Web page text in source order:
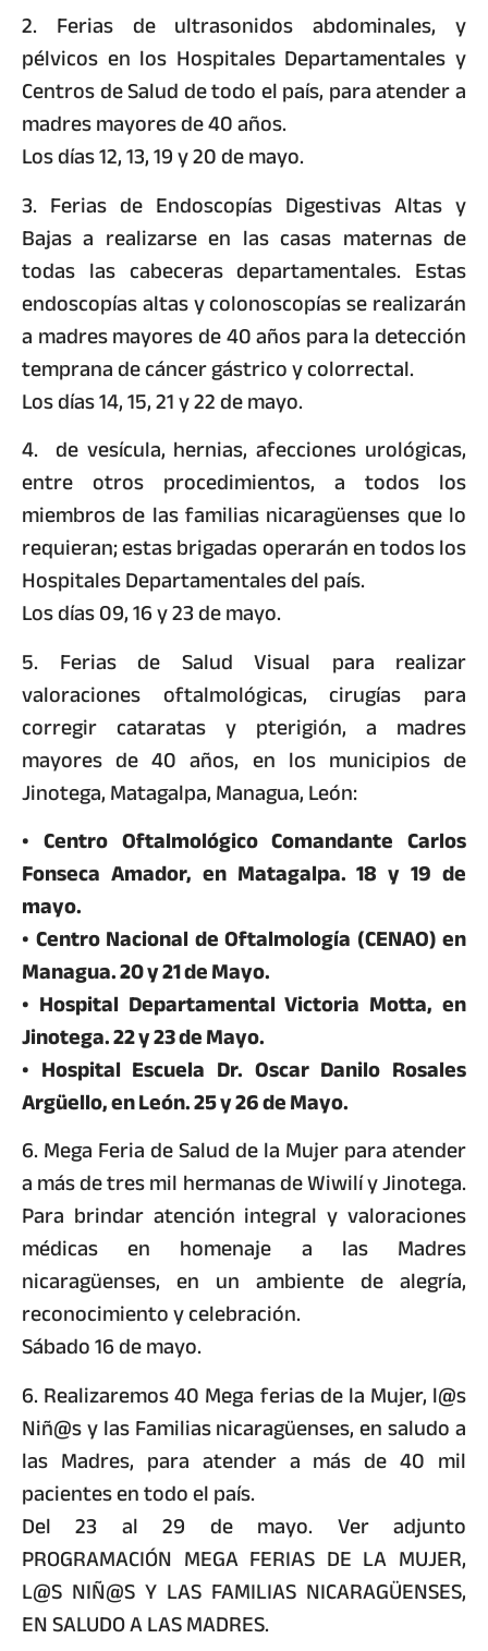
2. Ferias de ultrasonidos abdominales, y
pélvicos en los Hospitales Departamentales y
Centros de Salud de todo el país, para atender a
madres mayores de 40 años.
Los días 12, 13, 19 y 20 de mayo.
3. Ferias de Endoscopías Digestivas Altas y
Bajas a realizarse en las casas maternas de
todas las cabeceras departamentales. Estas
endoscopías altas y colonoscopías se realizarán
a madres mayores de 40 años para la detección
temprana de cáncer gástrico y colorrectal.
Los días 14, 15, 21 y 22 de mayo.
4. de vesícula, hernias, afecciones urológicas,
entre otros procedimientos, a todos los
miembros de las familias nicaragüenses que lo
requieran; estas brigadas operarán en todos los
Hospitales Departamentales del país.
Los días 09, 16 y 23 de mayo.
5. Ferias de Salud Visual para realizar
valoraciones oftalmológicas, cirugías para
corregir cataratas y pterigión, a madres
mayores de 40 años, en los municipios de
Jinotega, Matagalpa, Managua, León:
• Centro Oftalmológico Comandante Carlos
Fonseca Amador, en Matagalpa. 18 y 19 de
mayo.
• Centro Nacional de Oftalmología (CENAO) en
Managua. 20 y 21 de Mayo.
• Hospital Departamental Victoria Motta, en
Jinotega. 22 y 23 de Mayo.
• Hospital Escuela Dr. Oscar Danilo Rosales
Argüello, en León. 25 y 26 de Mayo.
6. Mega Feria de Salud de la Mujer para atender
a más de tres mil hermanas de Wiwilí y Jinotega.
Para brindar atención integral y valoraciones
médicas en homenaje a las Madres
nicaragüenses, en un ambiente de alegría,
reconocimiento y celebración.
Sábado 16 de mayo.
6. Realizaremos 40 Mega ferias de la Mujer, l@s
Niñ@s y las Familias nicaragüenses, en saludo a
las Madres, para atender a más de 40 mil
pacientes en todo el país.
Del 23 al 29 de mayo. Ver adjunto
PROGRAMACIÓN MEGA FERIAS DE LA MUJER,
L@S NIÑ@S Y LAS FAMILIAS NICARAGÜENSES,
EN SALUDO A LAS MADRES.